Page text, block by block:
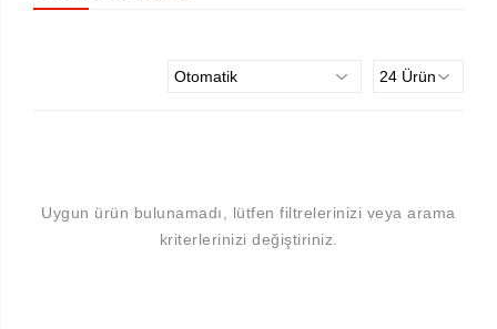
Uygun ürün bulunamadı, lütfen filtrelerinizi veya arama
kriterlerinizi değiştiriniz.